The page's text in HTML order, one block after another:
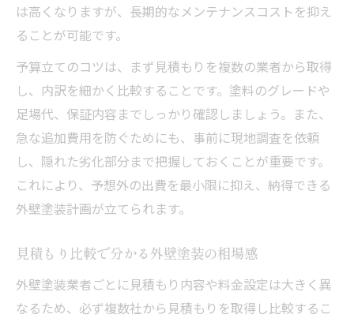
は高くなりますが、長期的なメンテナンスコストを抑え
ることが可能です。
予算立てのコツは、まず見積もりを複数の業者から取得
し、内訳を細かく比較することです。塗料のグレードや
足場代、保証内容までしっかり確認しましょう。また、
急な追加費用を防ぐためにも、事前に現地調査を依頼
し、隠れた劣化部分まで把握しておくことが重要です。
これにより、予想外の出費を最小限に抑え、納得できる
外壁塗装計画が立てられます。
見積もり比較で分かる外壁塗装の相場感
外壁塗装業者ごとに見積もり内容や料金設定は大きく異
なるため、必ず複数社から見積もりを取得し比較するこ